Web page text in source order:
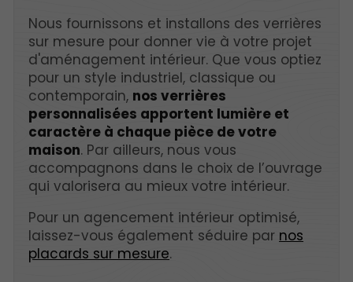
Nous fournissons et installons des verrières
sur mesure pour donner vie à votre projet
d'aménagement intérieur. Que vous optiez
pour un style industriel, classique ou
contemporain, nos verrières
personnalisées apportent lumière et
caractère à chaque pièce de votre
maison. Par ailleurs, nous vous
accompagnons dans le choix de l’ouvrage
qui valorisera au mieux votre intérieur.
Pour un agencement intérieur optimisé,
laissez-vous également séduire par nos
placards sur mesure.